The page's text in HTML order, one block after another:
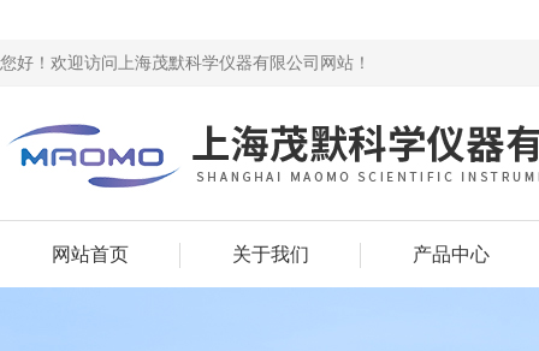
您好！欢迎访问上海茂默科学仪器有限公司网站！
网站首页 关于我们 产品中心